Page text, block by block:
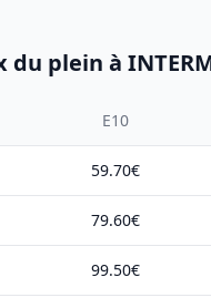
plein à
E10
59.70€
79.60€
99.50€